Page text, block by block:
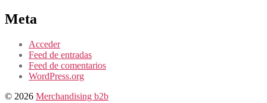
Meta
Acceder
Feed de entradas
Feed de comentarios
WordPress.org
© 2026 Merchandising b2b